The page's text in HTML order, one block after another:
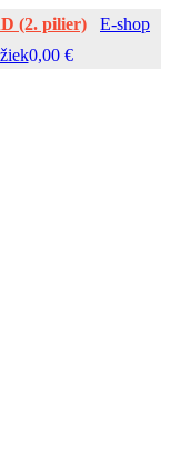
(2. pilier)
E-shop
0,00 €